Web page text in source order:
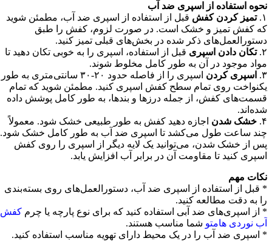
نحوه استفاده از اسپری ضد آب
۱. تمیز کردن کفش قبل از استفاده از اسپری ضد آب، مطمئن شوید
که کفش تمیز و خشک است. در صورت لزوم، کفش را طبق
دستورالعمل‌های ذکر شده در بخش‌های قبلی تمیز کنید.
۲. تکان دادن اسپری قبل از استفاده، اسپری را به خوبی تکان دهید تا
مواد موجود در آن به طور کامل مخلوط شوند.
۳.
اسپری کردن
اسپری را از فاصله حدود ۲۰-۳۰ سانتی‌متری به طور
یکنواخت روی تمام سطح کفش اسپری کنید. مطمئن شوید که تمام
قسمت‌های کفش، از جمله درزها و بندها، به طور کامل پوشش داده
شده‌اند.
۴. خشک شدن اجازه دهید کفش به طور طبیعی خشک شود. معمولاً
چند ساعت طول می‌کشد تا اسپری ضد آب به طور کامل خشک شود.
پس از خشک شدن، می‌توانید یک لایه دیگر از اسپری را روی کفش
اسپری کنید تا مقاومت آن در برابر آب افزایش یابد.
نکات مهم
* قبل از استفاده از اسپری ضد آب، دستورالعمل‌های روی بسته‌بندی
را به دقت مطالعه کنید.
* از اسپری‌های ضد آبی استفاده کنید که برای نوع پارچه یا چرم کفش‌
آب نوردی هامتو شما مناسب هستند.
* اسپری ضد آب را در یک محیط دارای تهویه مناسب استفاده کنید.